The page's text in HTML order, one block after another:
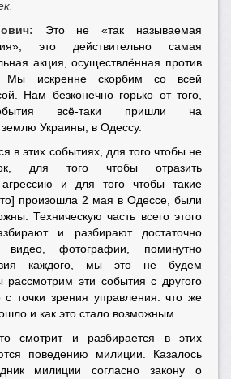
Это не «так называемая
это действительно самая
акция, осуществлённая против
Мы искренне скорбим со всей
Нам безконечно горько от того,
всё-таки пришли на
Украины, в Одессу.
в этих событиях, для того чтобы не
для того чтобы отразить
и для того чтобы такие
произошла 2 мая в Одессе, были
Техническую часть всего этого
и разбирают достаточно
видео, фотографии, поминутно
каждого, мы это не будем
рассмотрим эти события с другого
точки зрения управления: что же
и как это стало возможным.
смотрит и разбирается в этих
поведению милиции. Казалось
милиции согласно закону о